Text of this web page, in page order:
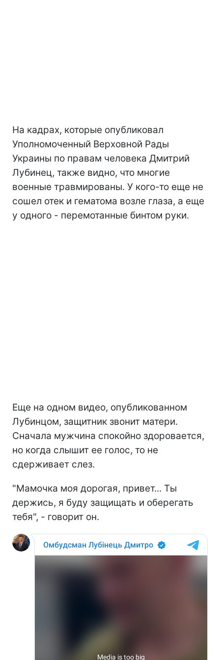
На кадрах, которые опубликовал
Уполномоченный Верховной Рады
Украины по правам человека Дмитрий
Лубинец, также видно, что многие
военные травмированы. У кого-то еще не
сошел отек и гематома возле глаза, а еще
у одного - перемотанные бинтом руки.
Еще на одном видео, опубликованном
Лубинцом, защитник звонит матери.
Сначала мужчина спокойно здоровается,
но когда слышит ее голос, то не
сдерживает слез.
"Мамочка моя дорогая, привет... Ты
держись, я буду защищать и оберегать
тебя", - говорит он.